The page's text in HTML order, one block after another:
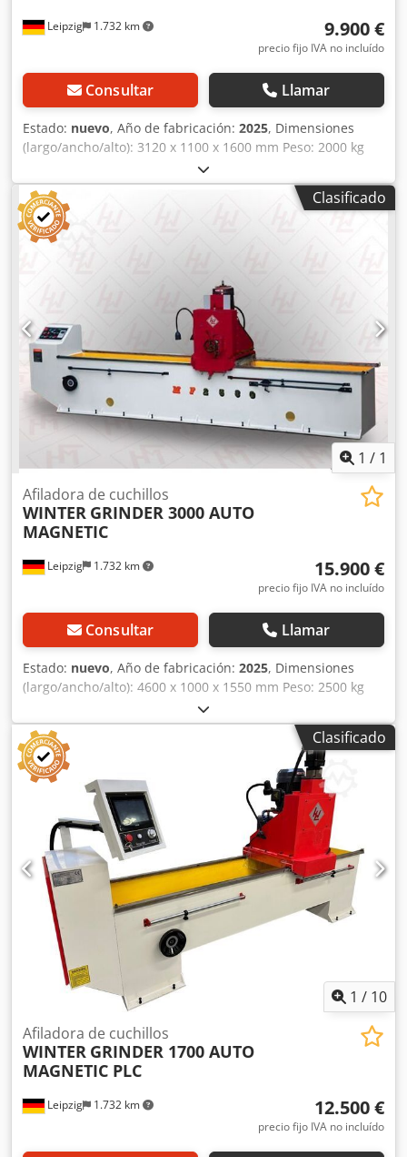
Leipzig 1.732 km 9.900 €
precio fijo IVA no incluído
Consultar Llamar
Estado: nuevo, Año de fabricación: 2025, Dimensiones
(largo/ancho/alto): 3120 x 1100 x 1600 mm Peso: 2000 kg
Potencia total necesaria: 6,4 kW Afiladora de cuchillas para
cepilladora GRINDER 1700 AUTO MAGNETIC - Ancho de
trabajo máximo: 1700 mm - Proceso de trabajo automático
en el eje X - Ajuste automático del eje Z - Mesa de sujeción
magnética de 200 x 1700 mm - Ángulo de afilado: +/- 90° -
de la muela abrasiva: Ø 205 x 115 x 145 mm - Velocidad de
avance: 3-9 m/min, ajustable de forma continua mediante
variador de frecuencia - Motor: 5,5 kW / 400 V - Motor de
avance: 0,75 kW - Motor de la bomba de refrigerante: 90 W
Cjdpfx Aiovz Hane Ssrf - Sistema de refrigeración desde
arriba mediante manguera flexible de plástico para evitar
el sobrecalentamiento de las cuchillas - Lámpara halógena
con soporte ajustable - Dimensiones: L = 3120 mm, A =
1100 mm, H = 1600 mm - Peso: 2000 kg
Clasificado
1 / 1
Leipzig 1.732 km
Afiladora de cuchillos
WINTER GRINDER 3000 AUTO
MAGNETIC
15.900 €
precio fijo IVA no incluído
Consultar Llamar
Estado: nuevo, Año de fabricación: 2025, Dimensiones
(largo/ancho/alto): 4600 x 1000 x 1550 mm Peso: 2500 kg
Potencia total requerida: 8,5 kW Afiladora de cuchillas para
cepilladoras GRINDER 3000 AUTO MAGNETIC - Ancho de
trabajo máximo: 3000 mm Crsdpfx Aijvz E U Dj Sjf - Proceso
de trabajo automático en el eje X - Ajuste automático del
eje Z - Mesa de sujeción magnética de 200 x 3100 mm -
Ajuste del ángulo de afilado +/- 90° - Velocidad de rotación
del disco de afilado: 1440 rpm - Dimensiones del disco de
afilado: Ø 200 x 100 x 100 mm - Velocidad de avance: 3-9
m/min, ajustable de forma continua con variador de
frecuencia - Motor: 7,5 kW / 400 V - Motor de avance: 0,75
kW - Motor de la bomba de refrigerante: 90 W - El sistema
de refrigeración evita el sobrecalentamiento de las
cuchillas - Lámpara halógena con soporte ajustable -
Dimensiones: L = 4600 mm, A = 1000 mm, H = 1550 mm -
Peso: 2500 kg
Clasificado
1 / 10
Leipzig 1.732 km
Afiladora de cuchillos
WINTER GRINDER 1700 AUTO
MAGNETIC PLC
12.500 €
precio fijo IVA no incluído